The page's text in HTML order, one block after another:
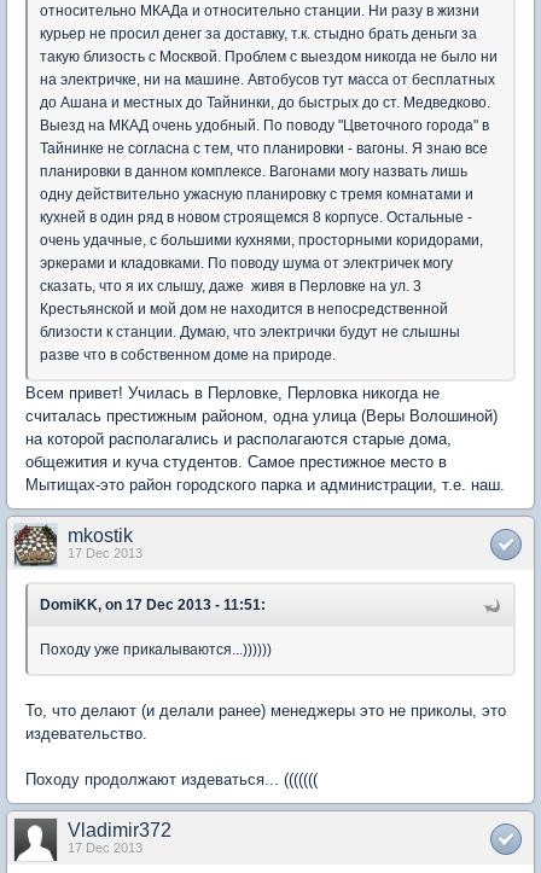
относительно МКАДа и относительно станции. Ни разу в жизни
курьер не просил денег за доставку, т.к. стыдно брать деньги за
такую близость с Москвой. Проблем с выездом никогда не было ни
на электричке, ни на машине. Автобусов тут масса от бесплатных
до Ашана и местных до Тайнинки, до быстрых до ст. Медведково.
Выезд на МКАД очень удобный. По поводу "Цветочного города" в
Тайнинке не согласна с тем, что планировки - вагоны. Я знаю все
планировки в данном комплексе. Вагонами могу назвать лишь
одну действительно ужасную планировку с тремя комнатами и
кухней в один ряд в новом строящемся 8 корпусе. Остальные -
очень удачные, с большими кухнями, просторными коридорами,
эркерами и кладовками. По поводу шума от электричек могу
сказать, что я их слышу, даже живя в Перловке на ул. 3
Крестьянской и мой дом не находится в непосредственной
близости к станции. Думаю, что электрички будут не слышны
разве что в собственном доме на природе.
Всем привет! Училась в Перловке, Перловка никогда не
считалась престижным районом, одна улица (Веры Волошиной)
на которой располагались и располагаются старые дома,
общежития и куча студентов. Самое престижное место в
Мытищах-это район городского парка и администрации, т.е. наш.
mkostik
17 Dec 2013
DomiKK, on 17 Dec 2013 - 11:51:
Походу уже прикалываются...))))))
То, что делают (и делали ранее) менеджеры это не приколы, это
издевательство.
Походу продолжают издеваться... (((((((
Vladimir372
17 Dec 2013